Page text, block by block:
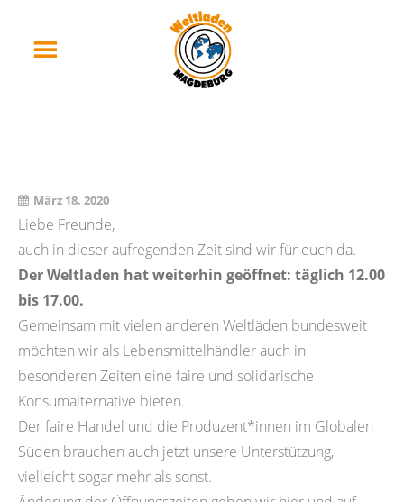
März 18, 2020
Liebe Freunde,
auch in dieser aufregenden Zeit sind wir für euch da.
Der Weltladen hat weiterhin geöffnet: täglich 12.00
bis 17.00.
Gemeinsam mit vielen anderen Weltläden bundesweit
möchten wir als Lebensmittelhändler auch in
besonderen Zeiten eine faire und solidarische
Konsumalternative bieten.
Der faire Handel und die Produzent*innen im Globalen
Süden brauchen auch jetzt unsere Unterstützung,
vielleicht sogar mehr als sonst.